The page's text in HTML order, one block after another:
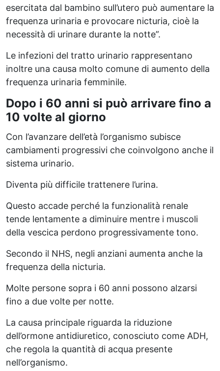
esercitata dal bambino sull’utero può aumentare la
frequenza urinaria e provocare nicturia, cioè la
necessità di urinare durante la notte”.
Le infezioni del tratto urinario rappresentano
inoltre una causa molto comune di aumento della
frequenza urinaria femminile.
Dopo i 60 anni si può arrivare fino a
10 volte al giorno
Con l’avanzare dell’età l’organismo subisce
cambiamenti progressivi che coinvolgono anche il
sistema urinario.
Diventa più difficile trattenere l’urina.
Questo accade perché la funzionalità renale
tende lentamente a diminuire mentre i muscoli
della vescica perdono progressivamente tono.
Secondo il NHS, negli anziani aumenta anche la
frequenza della nicturia.
Molte persone sopra i 60 anni possono alzarsi
fino a due volte per notte.
La causa principale riguarda la riduzione
dell’ormone antidiuretico, conosciuto come ADH,
che regola la quantità di acqua presente
nell’organismo.